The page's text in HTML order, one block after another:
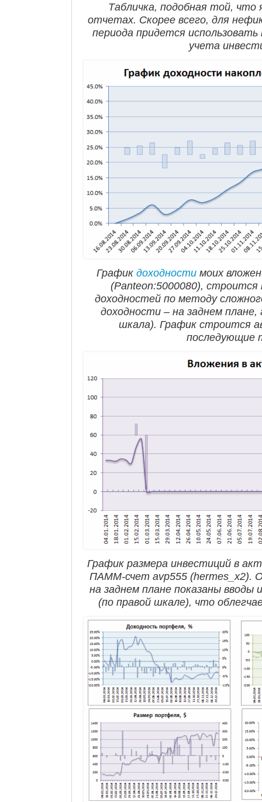
Табличка, подобная той, что
отчетах. Скорее всего, для
периода придется
учета
График доходности моих
(Panteon:5000080), строится
доходностей по методу
доходности – на заднем
шкала). График строится
последующие
График размера инвестиций в
ПАММ-счет avp555 (hermes_x2).
на заднем плане показаны
(по правой шкале), что